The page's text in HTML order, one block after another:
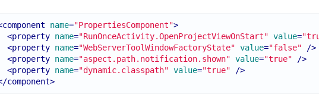
component name="PropertiesComponent">
<property name="RunOnceActivity.OpenProjectViewOnStart" value=
<property name="WebServerToolWindowFactoryState" value="false" />
<property name="aspect.path.notification.shown" value="true" />
<property name="dynamic.classpath" value="true" />
component>